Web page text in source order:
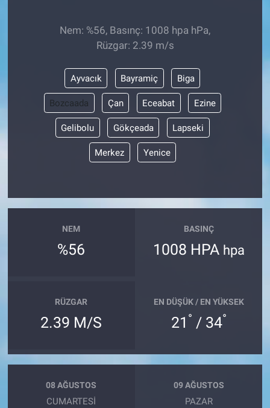
Nem: %56, Basınç: 1008 hpa hPa,
Rüzgar: 2.39 m/s
Ayvacık Bayramiç Biga
Bozcaada Çan Eceabat Ezine
Gelibolu Gökçeada Lapseki
Merkez Yenice
NEM
%56
BASINÇ
1008 HPA hpa
RÜZGAR
2.39 M/S
EN DÜŞÜK / EN YÜKSEK
21 ° / 34°
08 AĞUSTOS
CUMARTESI
09 AĞUSTOS
PAZAR